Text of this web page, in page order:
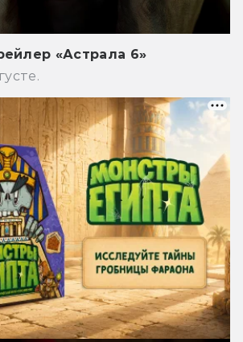
«Астрала 6»